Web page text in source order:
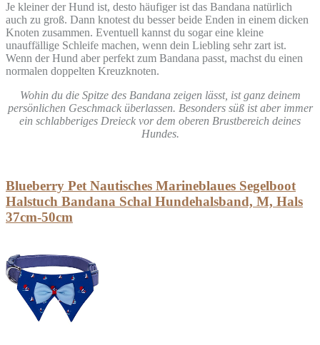
Je kleiner der Hund ist, desto häufiger ist das Bandana natürlich
auch zu groß. Dann knotest du besser beide Enden in einem dicken
Knoten zusammen. Eventuell kannst du sogar eine kleine
unauffällige Schleife machen, wenn dein Liebling sehr zart ist.
Wenn der Hund aber perfekt zum Bandana passt, machst du einen
normalen doppelten Kreuzknoten.
Wohin du die Spitze des Bandana zeigen lässt, ist ganz deinem
persönlichen Geschmack überlassen. Besonders süß ist aber immer
ein schlabberiges Dreieck vor dem oberen Brustbereich deines
Hundes.
Blueberry Pet Nautisches Marineblaues Segelboot
Halstuch Bandana Schal Hundehalsband, M, Hals
37cm-50cm